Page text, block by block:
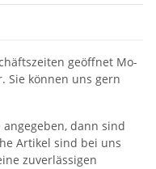
geöffnet Mo-
Sie können uns gern
dann sind
Artikel sind bei uns
zuverlässigen